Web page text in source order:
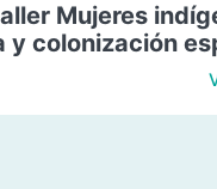
Mujeres
y colonización